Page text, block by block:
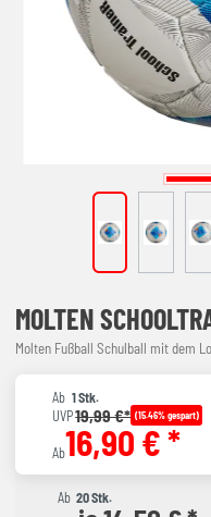
MOLTEN
Molten Fußball Schulball mit dem
Ab 1 Stk.
UVP19,99 €* (15.46% gespart)
Ab16,90 € *
Ab 20 Stk.